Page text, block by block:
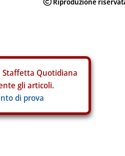
Quotidiana
gli articoli.
di prova